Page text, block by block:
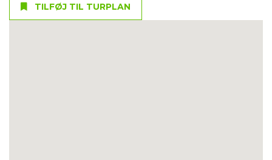
TILFØJ TIL TURPLAN